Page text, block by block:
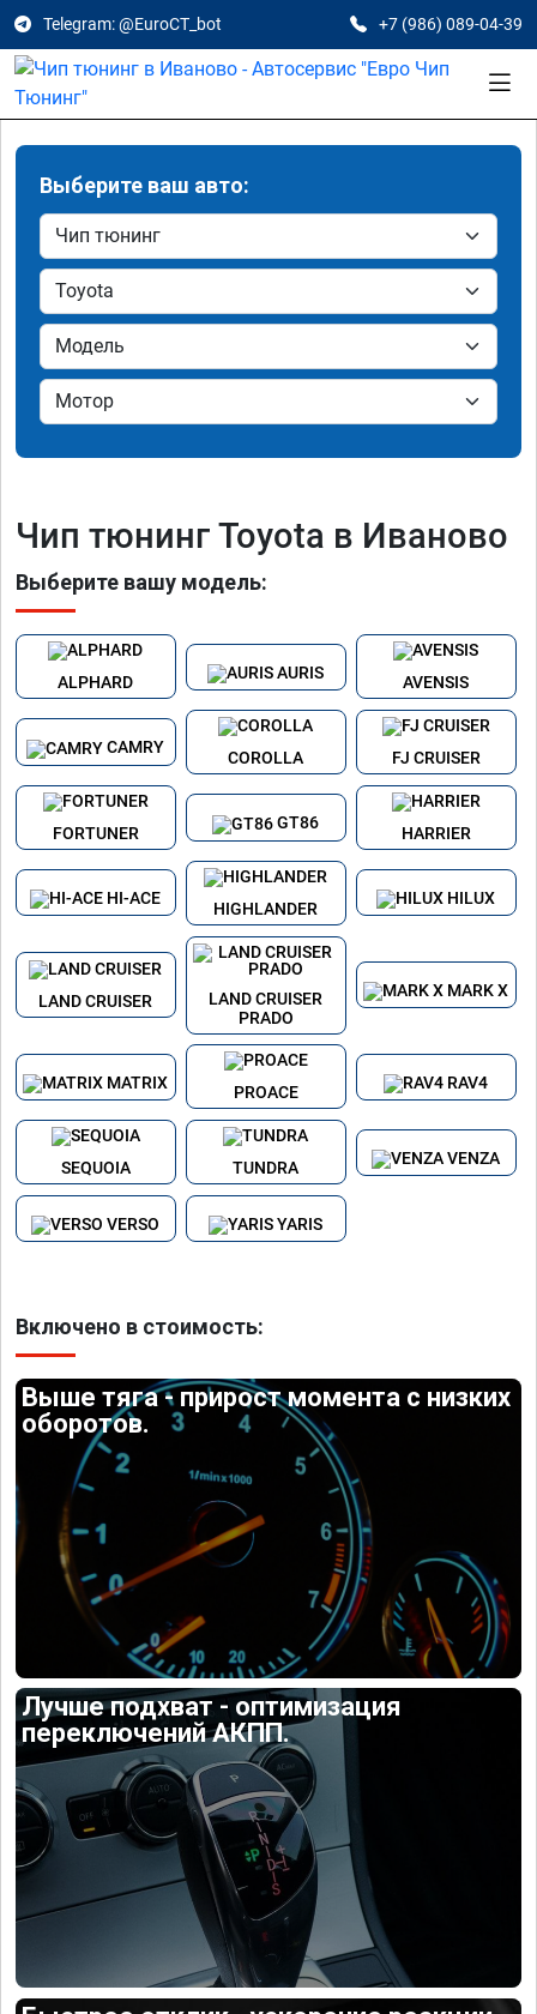
Telegram: @EuroCT_bot +7 (986) 089-04-39
Выберите ваш авто:
Чип тюнинг Toyota в Иваново
Выберите вашу модель:
ALPHARD
AURIS
AVENSIS
CAMRY
COROLLA FJ CRUISER
FORTUNER
GT86
HARRIER
HI-ACE
HIGHLANDER
HILUX
LAND CRUISER
LAND CRUISER
PRADO
MARK X
MATRIX
PROACE
RAV4
SEQUOIA TUNDRA
VENZA
VERSO YARIS
Включено в стоимость:
Выше тяга - прирост момента с низких
оборотов.
Лучше подхват - оптимизация
переключений АКПП.